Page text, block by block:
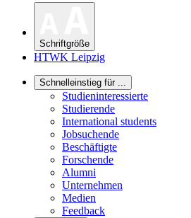
Schriftgröße
HTWK Leipzig
Schnelleinstieg für ...
Studieninteressierte
Studierende
International students
Jobsuchende
Beschäftigte
Forschende
Alumni
Unternehmen
Medien
Feedback